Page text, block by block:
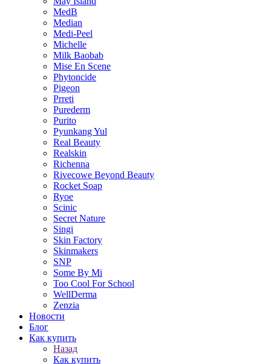
MedB
Median
Medi-Peel
Michelle
Milk Baobab
Mise En Scene
Phytoncide
Pigeon
Prreti
Purederm
Purito
Pyunkang Yul
Real Beauty
Realskin
Richenna
Rivecowe Beyond Beauty
Rocket Soap
Ryoe
Scinic
Secret Nature
Singi
Skin Factory
Skinmakers
SNP
Some By Mi
Too Cool For School
WellDerma
Zenzia
Новости
Блог
Как купить
Назад
Как купить